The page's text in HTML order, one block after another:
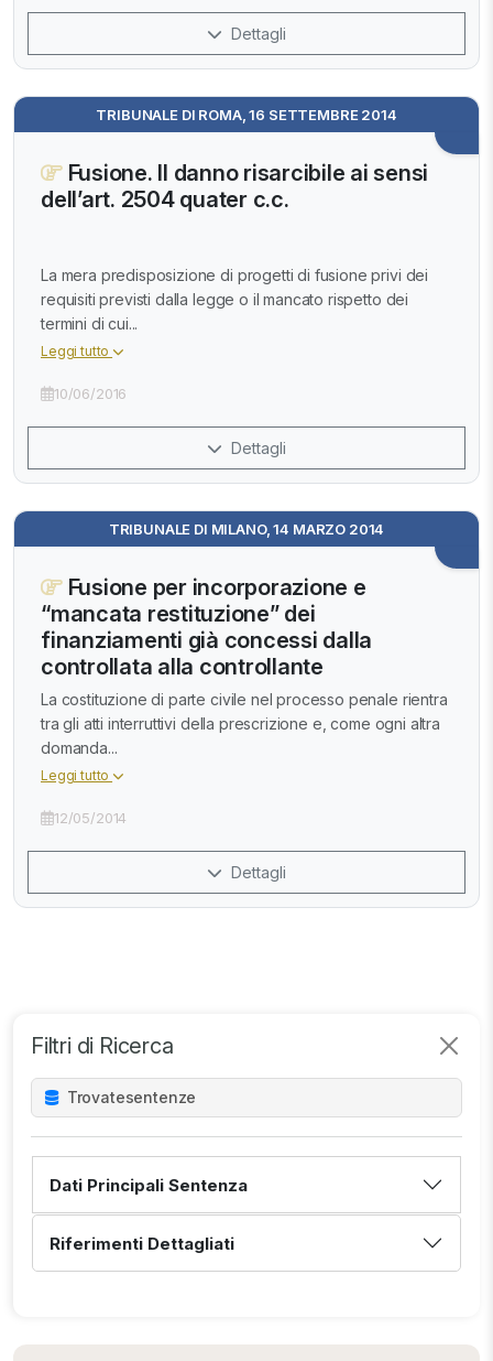
Filtri di Ricerca
Trovatesentenze
Dati Principali Sentenza
Riferimenti Dettagliati
Dettagli
TRIBUNALE DI ROMA, 16 SETTEMBRE 2014
Fusione. Il danno risarcibile ai sensi
dell’art. 2504 quater c.c.
La mera predisposizione di progetti di fusione privi dei
requisiti previsti dalla legge o il mancato rispetto dei
termini di cui...
Leggi tutto
10/06/2016
Dettagli
TRIBUNALE DI MILANO, 14 MARZO 2014
Fusione per incorporazione e
“mancata restituzione” dei
finanziamenti già concessi dalla
controllata alla controllante
La costituzione di parte civile nel processo penale rientra
tra gli atti interruttivi della prescrizione e, come ogni altra
domanda...
Leggi tutto
12/05/2014
Dettagli